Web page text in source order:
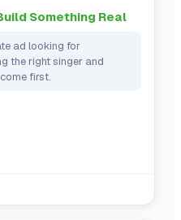
Something Real
ad looking for
the right singer and
first.